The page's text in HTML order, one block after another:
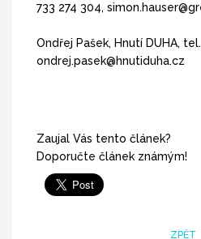
733 274 304,
Ondřej Pašek, Hnutí DUHA,
ondrej.pasek@hnutiduha.cz
Zaujal Vás tento článek?
Doporučte článek známým!
ZPĚT